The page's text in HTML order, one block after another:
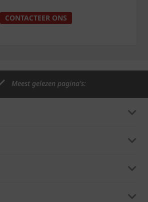
CONTACTEER ONS
Meest gelezen pagina's: